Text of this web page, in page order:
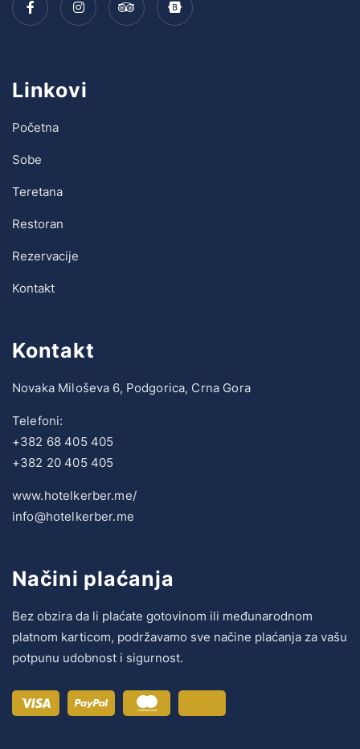
Linkovi
Početna
Sobe
Teretana
Restoran
Rezervacije
Kontakt
Kontakt
Novaka Miloševa 6, Podgorica, Crna Gora
Telefoni:
+382 68 405 405
+382 20 405 405
www.hotelkerber.me/
info@hotelkerber.me
Načini plaćanja
Bez obzira da li plaćate gotovinom ili međunarodnom
platnom karticom, podržavamo sve načine plaćanja za vašu
potpunu udobnost i sigurnost.